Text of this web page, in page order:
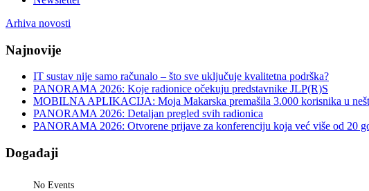
Arhiva novosti
Najnovije
IT sustav nije samo računalo – što sve uključuje kvalitetna podrška?
PANORAMA 2026: Koje radionice očekuju predstavnike JLP(R)S
MOBILNA APLIKACIJA: Moja Makarska premašila 3.000 korisnika u
PANORAMA 2026: Detaljan pregled svih radionica
PANORAMA 2026: Otvorene prijave za konferenciju koja već više od 20
Događaji
No Events